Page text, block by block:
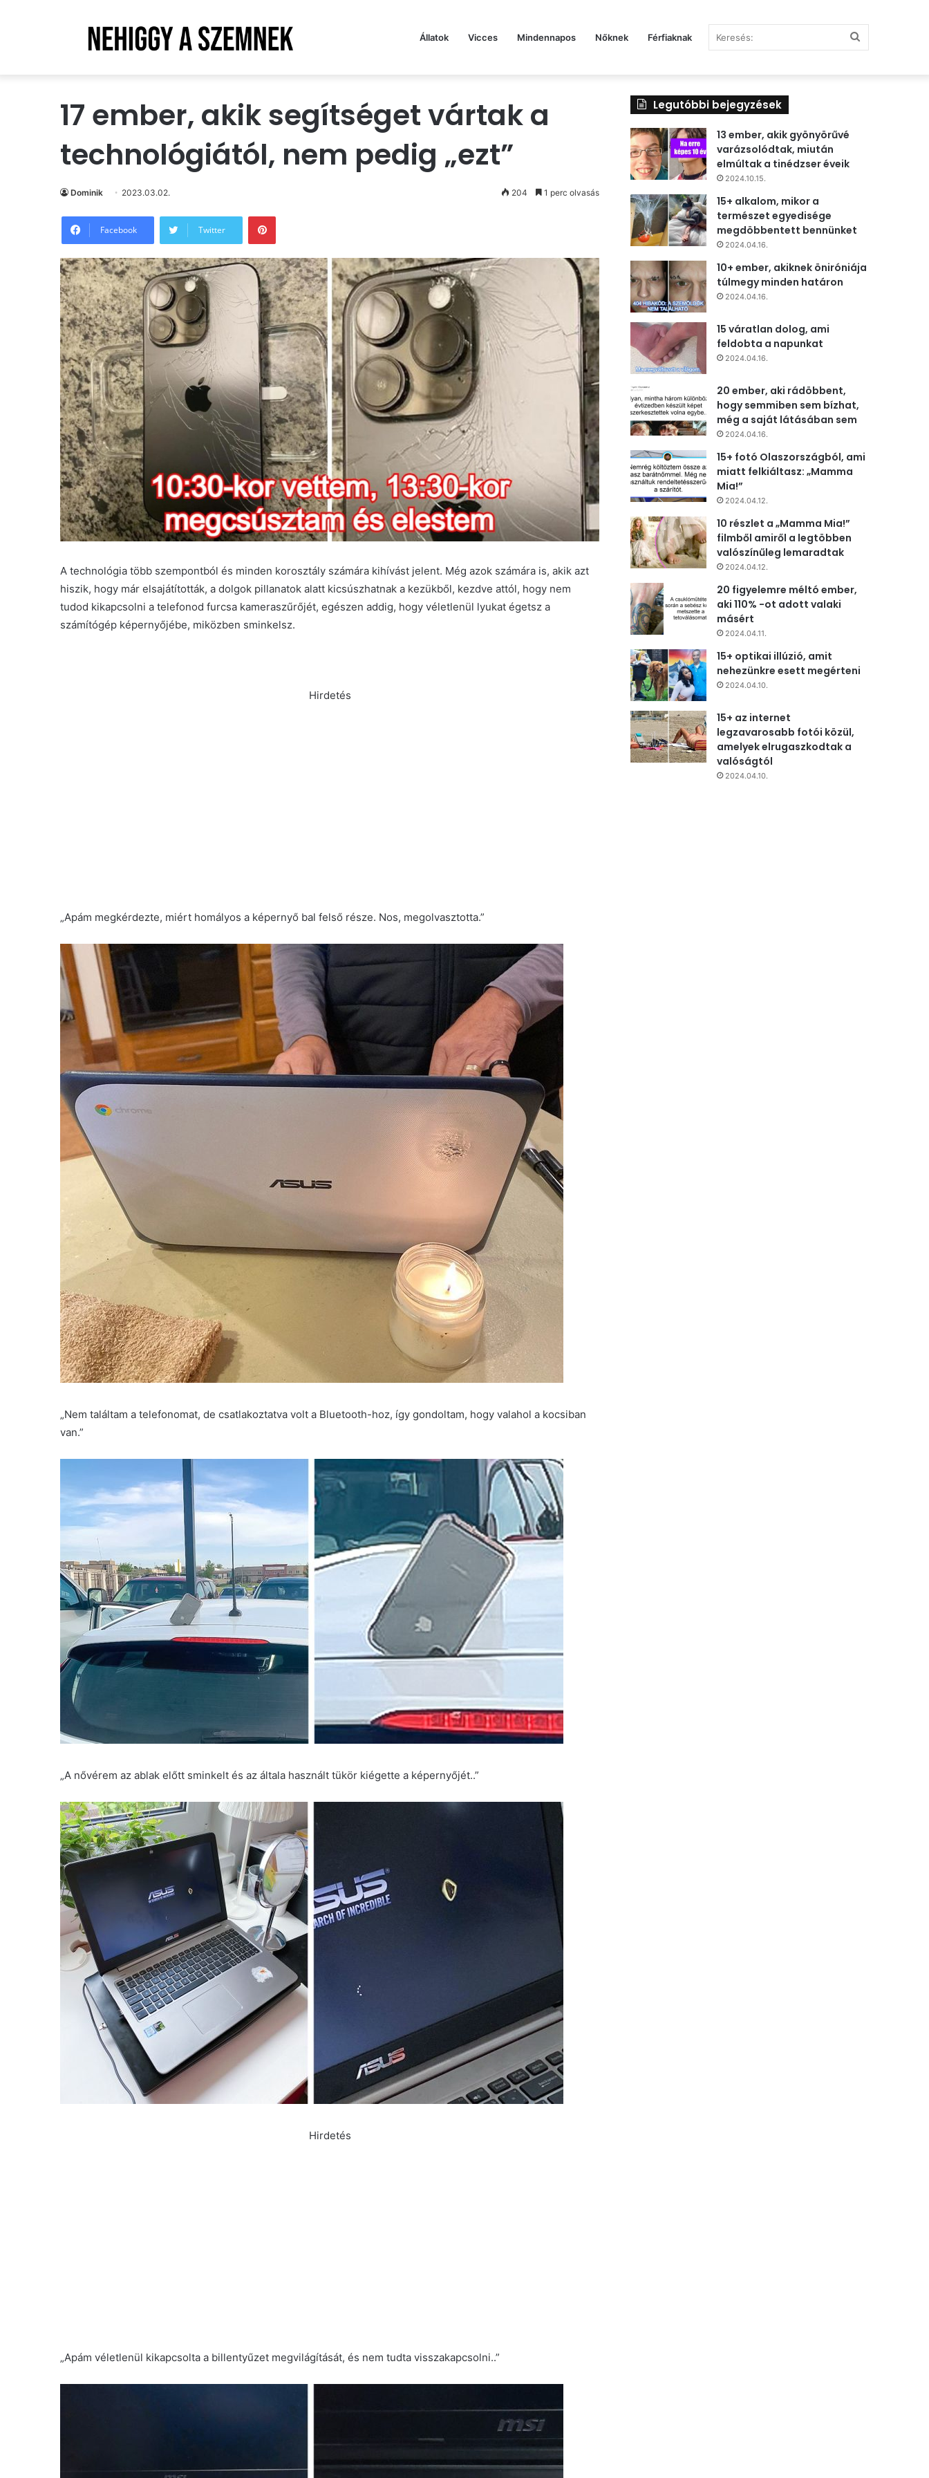
Állatok Vicces Mindennapos Nőknek Férfiaknak
17 ember, akik segítséget vártak a
technológiától, nem pedig „ezt”
Dominik 2023.03.02. 204 1 perc olvasás
Facebook Twitter
Pinterest
A technológia több szempontból és minden korosztály számára kihívást jelent. Még azok számára is, akik azt
hiszik, hogy már elsajátították, a dolgok pillanatok alatt kicsúszhatnak a kezükből, kezdve attól, hogy nem
tudod kikapcsolni a telefonod furcsa kameraszűrőjét, egészen addig, hogy véletlenül lyukat égetsz a
számítógép képernyőjébe, miközben sminkelsz.
Hirdetés
„Apám megkérdezte, miért homályos a képernyő bal felső része. Nos, megolvasztotta.”
„Nem találtam a telefonomat, de csatlakoztatva volt a Bluetooth-hoz, így gondoltam, hogy valahol a kocsiban
van.”
„A nővérem az ablak előtt sminkelt és az általa használt tükör kiégette a képernyőjét..”
Hirdetés
„Apám véletlenül kikapcsolta a billentyűzet megvilágítását, és nem tudta visszakapcsolni..”
Legutóbbi bejegyzések
13 ember, akik gyönyörűvé
varázsolódtak, miután
elmúltak a tinédzser éveik
2024.10.15.
15+ alkalom, mikor a
természet egyedisége
megdöbbentett bennünket
2024.04.16.
10+ ember, akiknek öniróniája
túlmegy minden határon
2024.04.16.
15 váratlan dolog, ami
feldobta a napunkat
2024.04.16.
20 ember, aki rádöbbent,
hogy semmiben sem bízhat,
még a saját látásában sem
2024.04.16.
15+ fotó Olaszországból, ami
miatt felkiáltasz: „Mamma
Mia!”
2024.04.12.
10 részlet a „Mamma Mia!”
filmből amiről a legtöbben
valószínűleg lemaradtak
2024.04.12.
20 figyelemre méltó ember,
aki 110% -ot adott valaki
másért
2024.04.11.
15+ optikai illúzió, amit
nehezünkre esett megérteni
2024.04.10.
15+ az internet
legzavarosabb fotói közül,
amelyek elrugaszkodtak a
valóságtól
2024.04.10.